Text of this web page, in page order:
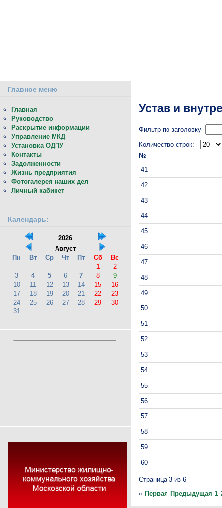
Устав и
Фильтр по заголовку
Количество строк:
№
41
42
43
44
45
46
47
48
49
50
51
52
53
54
55
56
57
58
59
60
Страница 3 из 6
« Первая Предыдущая 1
Главное меню
Главная
Руководство
Раскрытие информации
Управление МКД
Установка ОДПУ
Контакты
Задолженности
Жизнь предприятия
Фотогалерея наших дел
Личный кабинет
Календарь:
2026
Август
Пн
Вт Ср Чт Пт Сб
Вс
1
2
3
4 5 6 7 8
9
10
11 12 13 14 15
16
17
18 19 20 21 22
23
24
25 26 27 28 29
30
31